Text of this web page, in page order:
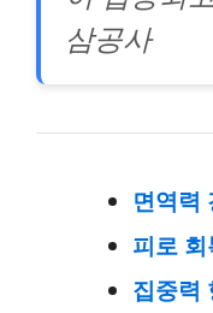
삼공사
면역력
피로 회
집중력